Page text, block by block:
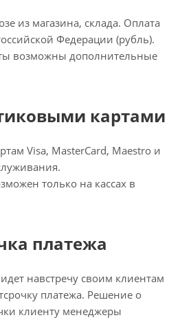
из магазина, склада. Оплата
Федерации (рубль).
возможны дополнительные
картами
Visa, MasterCard, Maestro и
только на кассах в
платежа
навстречу своим клиентам
платежа. Решение о
клиенту менеджеры